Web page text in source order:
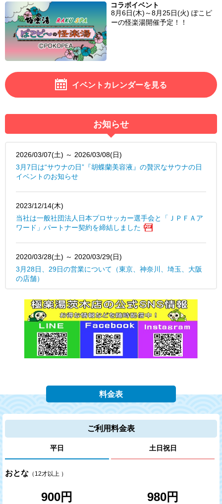
コラボイベント
8月6日(木)～8月25日(火) ぽこピ
ーの怪楽湯開催予定！！
イベントカレンダーを見る
お知らせ
2026/03/07(土) ～ 2026/03/08(日)
3月7日は“サウナの日”『胡蝶蘭美容液』の贅沢なサウナの日
イベントのお知らせ
2023/12/14(木)
当社は一般社団法人日本プロサッカー選手会と「ＪＰＦＡア
ワード」パートナー契約を締結しました
2020/03/28(土) ～ 2020/03/29(日)
3月28日、29日の営業について（東京、神奈川、埼玉、大阪
の店舗）
料金表
ご利用料金表
平日 土日祝日
おとな （12才以上 ）
900円 980円